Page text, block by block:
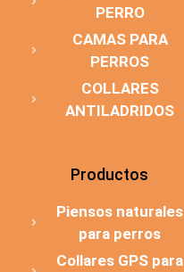
PERRO
CAMAS PARA
PERROS
COLLARES
ANTILADRIDOS
Productos
Piensos naturales
para perros
Collares GPS para